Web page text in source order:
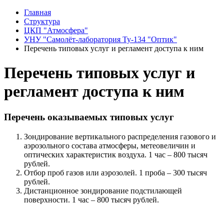
Главная
Структура
ЦКП "Атмосфера"
УНУ "Самолёт-лаборатория Ту-134 "Оптик"
Перечень типовых услуг и регламент доступа к ним
Перечень типовых услуг и
регламент доступа к ним
Перечень оказываемых типовых услуг
Зондирование вертикального распределения газового и
аэрозольного состава атмосферы, метеовеличин и
оптических характеристик воздуха. 1 час – 800 тысяч
рублей.
Отбор проб газов или аэрозолей. 1 проба – 300 тысяч
рублей.
Дистанционное зондирование подстилающей
поверхности. 1 час – 800 тысяч рублей.